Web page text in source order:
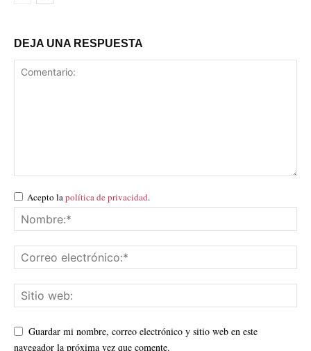
DEJA UNA RESPUESTA
Acepto lapolítica de privacidad.
Guardar mi nombre, correo electrónico y sitio web en este
navegador la próxima vez que comente.